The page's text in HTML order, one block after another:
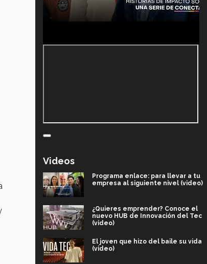
Videos
Programa enlace: para llevar a tu
empresa al siguiente nivel (video)
¿Quieres emprender? Conoce el
nuevo HUB de Innovación del Tec
(video)
El joven que hizo del baile su vida
(video)